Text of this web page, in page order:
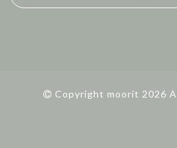
Copyright moorit 2026